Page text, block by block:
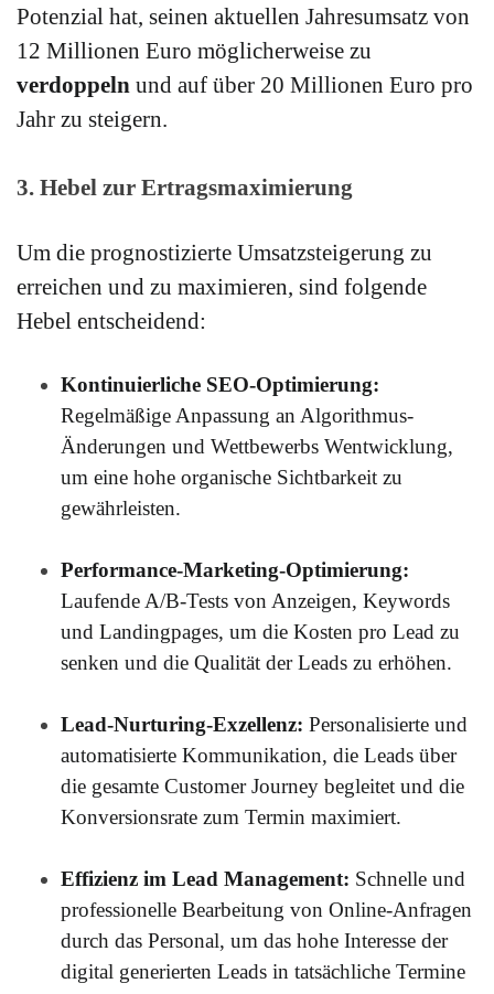
Potenzial hat, seinen aktuellen Jahresumsatz von
12 Millionen Euro möglicherweise zu
verdoppeln und auf über 20 Millionen Euro pro
Jahr zu steigern.
3. Hebel zur Ertragsmaximierung
Um die prognostizierte Umsatzsteigerung zu
erreichen und zu maximieren, sind folgende
Hebel entscheidend:
Kontinuierliche SEO-Optimierung:
Regelmäßige Anpassung an Algorithmus-
Änderungen und Wettbewerbs Wentwicklung,
um eine hohe organische Sichtbarkeit zu
gewährleisten.
Performance-Marketing-Optimierung:
Laufende A/B-Tests von Anzeigen, Keywords
und Landingpages, um die Kosten pro Lead zu
senken und die Qualität der Leads zu erhöhen.
Lead-Nurturing-Exzellenz: Personalisierte und
automatisierte Kommunikation, die Leads über
die gesamte Customer Journey begleitet und die
Konversionsrate zum Termin maximiert.
Effizienz im Lead Management: Schnelle und
professionelle Bearbeitung von Online-Anfragen
durch das Personal, um das hohe Interesse der
digital generierten Leads in tatsächliche Termine